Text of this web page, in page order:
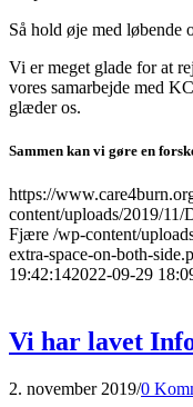
Så hold øje med løbende
Vi er meget glade for at
vores samarbejde med
glæder os.
Sammen kan vi gøre en
https://
content/uploads/2019/11/
Fjære /wp-content/
extra-space-on-both-
19:42:142022-09-29
Vi har lavet
2. november 2019/0